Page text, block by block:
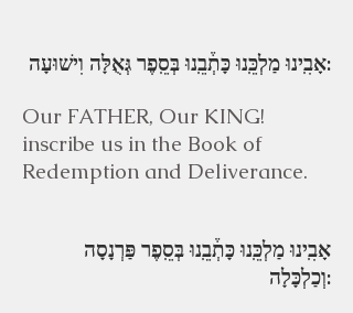
אָבִֽינוּ מַלְכֵּֽנוּ כָּתְ֒בֵֽנוּ בְּסֵֽפֶר גְּאֻלָּה וִישׁוּעָה:
Our FATHER, Our KING!
inscribe us in the Book of
Redemption and Deliverance.
אָבִֽינוּ מַלְכֵּֽנוּ כָּתְ֒בֵֽנוּ בְּסֵֽפֶר פַּרְנָסָה
וְכַלְכָּלָה: